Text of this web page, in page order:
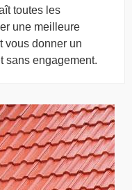
toutes les
une meilleure
vous donner un
sans engagement.